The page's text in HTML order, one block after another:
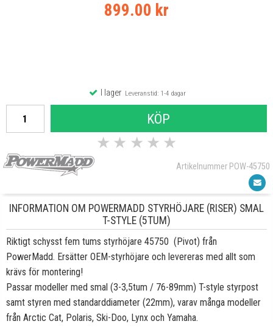
899.00 kr
I lagerLeveranstid: 1-4 dagar
KÖP
★ ★ ★ ★ ★
Artikelnummer POW-45750
INFORMATION OM POWERMADD STYRHÖJARE (RISER) SMAL
T-STYLE (5TUM)
Riktigt schysst fem tums styrhöjare 45750 (Pivot) från
PowerMadd. Ersätter OEM-styrhöjare och levereras med allt som
krävs för montering!
Passar modeller med smal (3-3,5tum / 76-89mm) T-style styrpost
samt styren med standarddiameter (22mm), varav många modeller
från Arctic Cat, Polaris, Ski-Doo, Lynx och Yamaha.